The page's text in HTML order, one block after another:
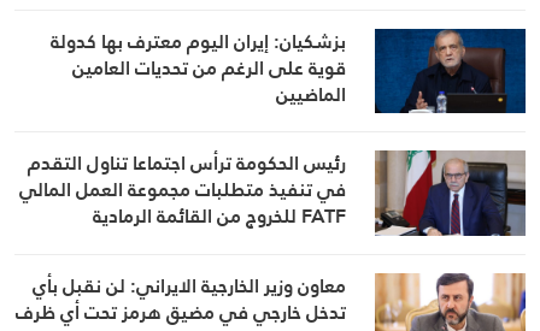
بزشكيان: إيران اليوم معترف بها كدولة
قوية على الرغم من تحديات العامين
الماضيين
رئيس الحكومة ترأس اجتماعا تناول التقدم
في تنفيذ متطلبات مجموعة العمل المالي
FATF للخروج من القائمة الرمادية
معاون وزير الخارجية الايراني: لن نقبل بأي
تدخل خارجي في مضيق هرمز تحت أي ظرف